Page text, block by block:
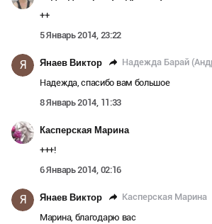
++
5 Январь 2014, 23:22
Я Янаев Виктор Надежда Барай
Надежда, спасибо вам большое
8 Январь 2014, 11:33
Касперская Марина
+++!
6 Январь 2014, 02:16
Я Янаев Виктор Касперская Марина
Марина, благодарю вас